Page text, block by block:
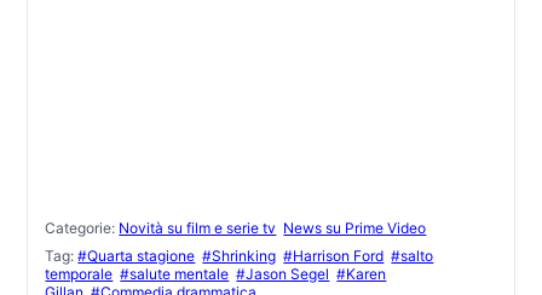
Categorie: Novità su film e serie tv News su Prime Video
Tag:#Quarta stagione #Shrinking #Harrison Ford #salto
temporale #salute mentale #Jason Segel #Karen